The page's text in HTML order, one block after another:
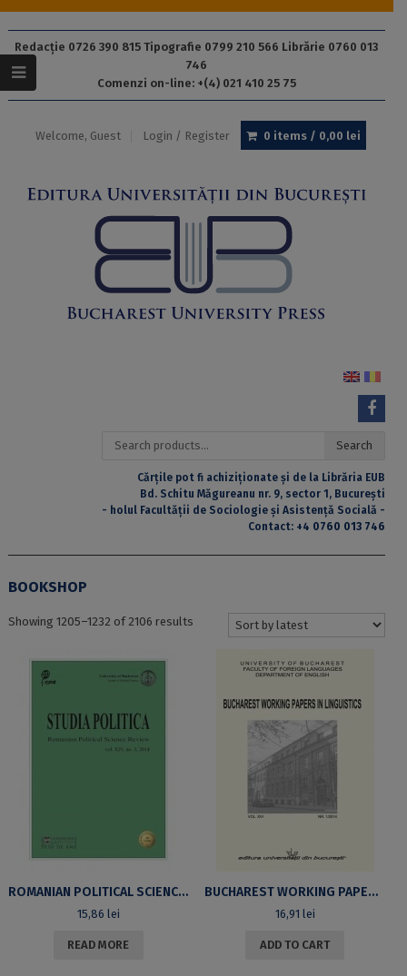
Redacție 0726 390 815 Tipografie 0799 210 566 Librărie 0760 013
746
Comenzi on-line: +(4) 021 410 25 75
Welcome, Guest Login / Register 0 items / 0,00 lei
Search
Search
Cărțile pot fi achiziționate și de la Librăria EUB
Bd. Schitu Măgureanu nr. 9, sector 1, București
- holul Facultății de Sociologie și Asistență Socială -
Contact: +4 0760 013 746
BOOKSHOP
Showing 1205–1232 of 2106 resultsSorted
ROMANIAN POLITICAL SCIENCE REVIEW, VOL. XIV, NO. 3/2014
15,86 lei
READ MORE
BUCHAREST WORKING PAPERS IN LINGUISTICS, VOL. XVI, NR. 1/2014
16,91 lei
ADD TO CART